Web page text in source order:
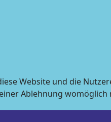
Website und die
Ablehnung